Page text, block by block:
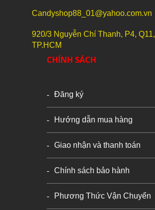
Candyshop88_01@yahoo.com.vn
920/3 Nguyễn Chí Thanh, P4, Q11,
TP.HCM
CHÍNH SÁCH
Đăng ký
Hướng dẫn mua hàng
Giao nhận và thanh toán
Chính sách bảo hành
Phương Thức Vận Chuyển